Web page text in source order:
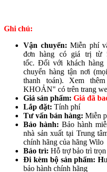
Ghi chú:
Vận chuyển: Miễn phí
đơn hàng có giá trị từ
tốc. Đối với khách hàng
chuyển hàng tận nơi
thanh toán). Xem
KHOẢN" có trên trang
Giá sản phẩm: Giá đã
Lắp đặt: Tính phí
Tư vấn bán hàng: Miễn
Bảo hành: Bảo hành
nhà sản xuất tại Trung
chính hãng của hãng Wilo
Bảo trì: Hỗ trợ bảo trì
Đi kèm bộ sản phẩm: H
bảo hành chính hãng